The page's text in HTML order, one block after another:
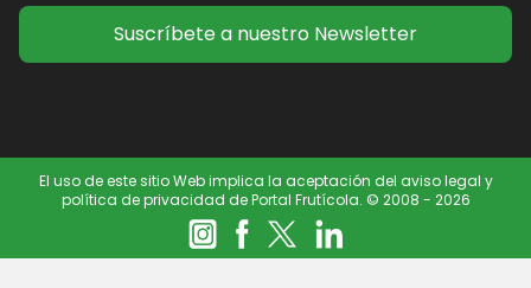
Suscríbete a nuestro Newsletter
El uso de este sitio Web implica la aceptación del aviso legal y
política de privacidad de Portal Frutícola. © 2008 - 2026